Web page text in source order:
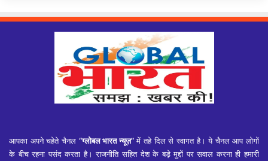
आपका अपने चहेते चैनल “ग्लोबल भारत न्यूज़”में तहे दिल से स्वागत है। ये चैनल आप लोगों
के बीच रहना पसंद करता है। राजनीति सहित देश के बड़े मुद्दों पर सवाल करना ही हमारी